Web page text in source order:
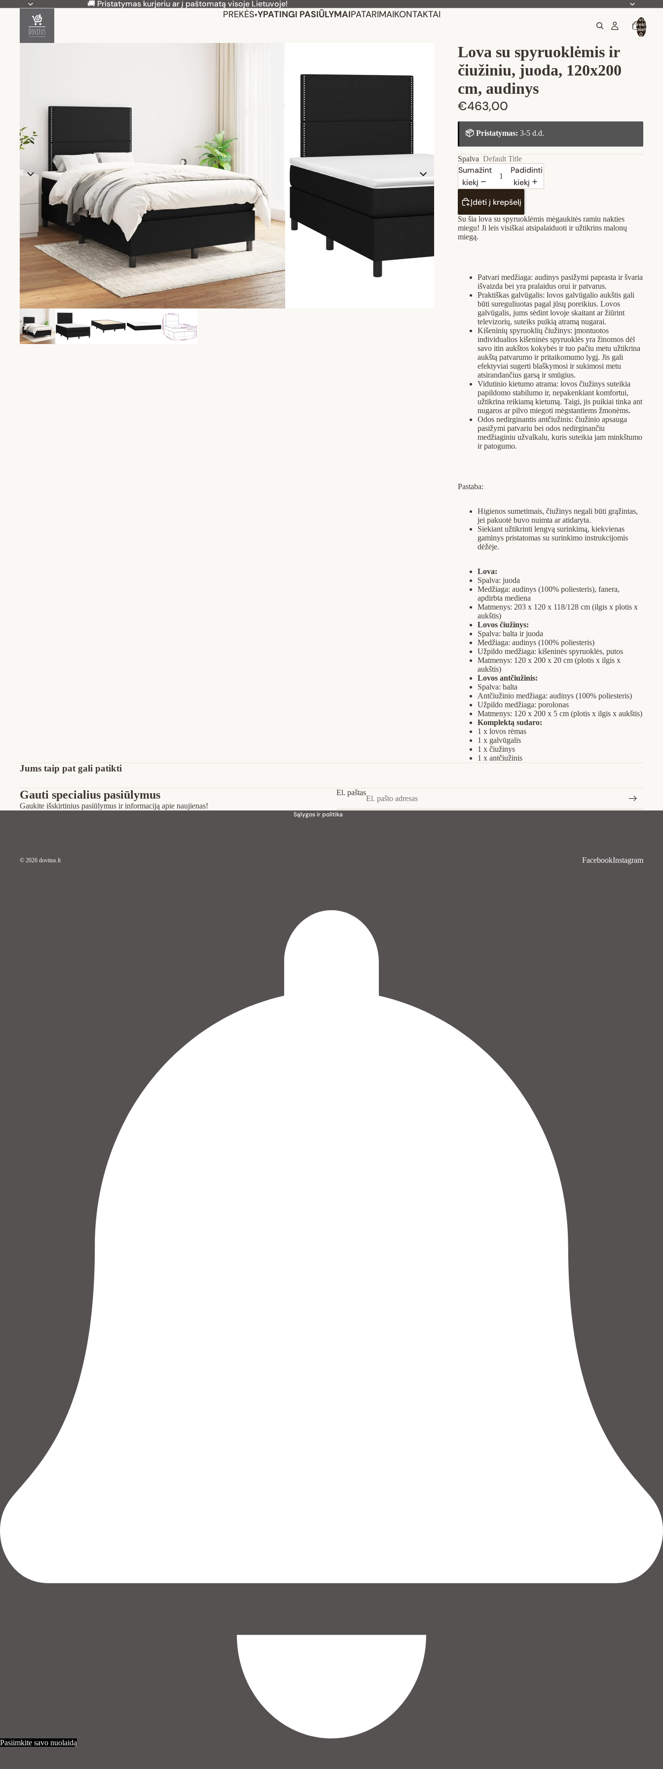
🚚 Pristatymas kurjeriu ar į paštomatą visoje Lietuvoje!
PREKĖS▾YPATINGI PASIŪLYMAIPATARIMAIKONTAKTAI Iš viso
prekių
krepšelyje:
0
Lova su spyruoklėmis ir
čiužiniu, juoda, 120x200
cm, audinys
€463,00
📦 Pristatymas: 3-5 d.d.
Spalva Default Title
Sumažinti
kiekį
Padidinti
kiekį
Įdėti į krepšelį
Su šia lova su spyruoklėmis mėgaukitės ramiu nakties
miegu! Ji leis visiškai atsipalaiduoti ir užtikrins malonų
miegą.
Patvari medžiaga: audinys pasižymi paprasta ir švaria
išvaizda bei yra pralaidus orui ir patvarus.
Praktiškas galvūgalis: lovos galvūgalio aukštis gali
būti sureguliuotas pagal jūsų poreikius. Lovos
galvūgalis, jums sėdint lovoje skaitant ar žiūrint
televizorių, suteiks puikią atramą nugarai.
Kišeninių spyruoklių čiužinys: įmontuotos
individualios kišeninės spyruoklės yra žinomos dėl
savo itin aukštos kokybės ir tuo pačiu metu užtikrina
aukštą patvarumo ir pritaikomumo lygį. Jis gali
efektyviai sugerti blaškymosi ir sukimosi metu
atsirandančius garsą ir smūgius.
Vidutinio kietumo atrama: lovos čiužinys suteikia
papildomo stabilumo ir, nepakenkiant komfortui,
užtikrina reikiamą kietumą. Taigi, jis puikiai tinka ant
nugaros ar pilvo miegoti mėgstantiems žmonėms.
Odos nedirginantis antčiužinis: čiužinio apsauga
pasižymi patvariu bei odos nedirginančiu
medžiaginiu užvalkalu, kuris suteikia jam minkštumo
ir patogumo.
Pastaba:
Higienos sumetimais, čiužinys negali būti grąžintas,
jei pakuotė buvo nuimta ar atidaryta.
Siekiant užtikrinti lengvą surinkimą, kiekvienas
gaminys pristatomas su surinkimo instrukcijomis
dėžėje.
Lova:
Spalva: juoda
Medžiaga: audinys (100% poliesteris), fanera,
apdirbta mediena
Matmenys: 203 x 120 x 118/128 cm (ilgis x plotis x
aukštis)
Lovos čiužinys:
Spalva: balta ir juoda
Medžiaga: audinys (100% poliesteris)
Užpildo medžiaga: kišeninės spyruoklės, putos
Matmenys: 120 x 200 x 20 cm (plotis x ilgis x
aukštis)
Lovos antčiužinis:
Spalva: balta
Antčiužinio medžiaga: audinys (100% poliesteris)
Užpildo medžiaga: porolonas
Matmenys: 120 x 200 x 5 cm (plotis x ilgis x aukštis)
Komplektą sudaro:
1 x lovos rėmas
1 x galvūgalis
1 x čiužinys
1 x antčiužinis
Jums taip pat gali patikti
Gauti specialius pasiūlymus
Gaukite išskirtinius pasiūlymus ir informaciją apie naujienas!
El. paštas
© 2026 dovitus.lt
Sąlygos ir politika
Teisinis pranešimas
FacebookInstagram
Pasiimkite savo nuolaidą